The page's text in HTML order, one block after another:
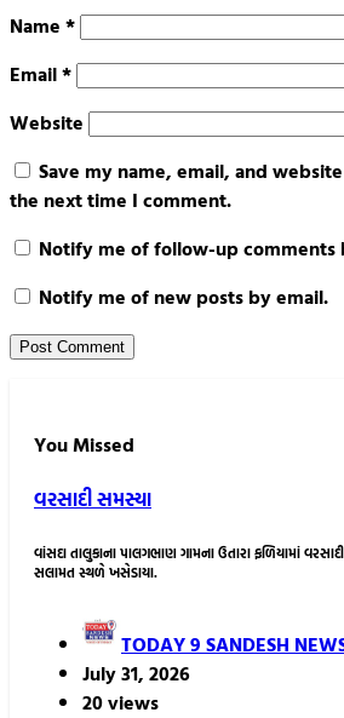
Name *
Email*
Website
Save my name, email, and
the next time I comment.
Notify me of follow-up comments
Notify me of new posts by email.
You Missed
વરસાદી સમસ્યા
વાંસદા તાલુકાના પાલગભાણ ગામના ઉતારા ફળિયામાં
સલામત સ્થળે ખસેડાયા.
TODAY 9 SANDESH
July 31, 2026
20 views